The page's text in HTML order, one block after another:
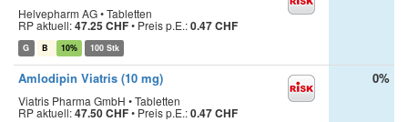
Helvepharm AG • Tabletten
RP aktuell:47.25 CHF• Preis p.E.:0.47 CHF
G B 10% 100 Stk
Amlodipin Viatris (10 mg)
Viatris Pharma GmbH • Tabletten
RP aktuell:47.50 CHF• Preis p.E.:0.47 CHF
0%